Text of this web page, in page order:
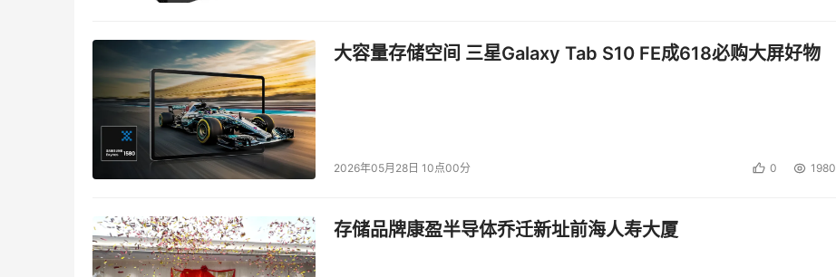
大容量存储空间 三星Galaxy Tab S10 FE成618必购大屏好物
2026年05月28日 10点00分 0 1980
存储品牌康盈半导体乔迁新址前海人寿大厦